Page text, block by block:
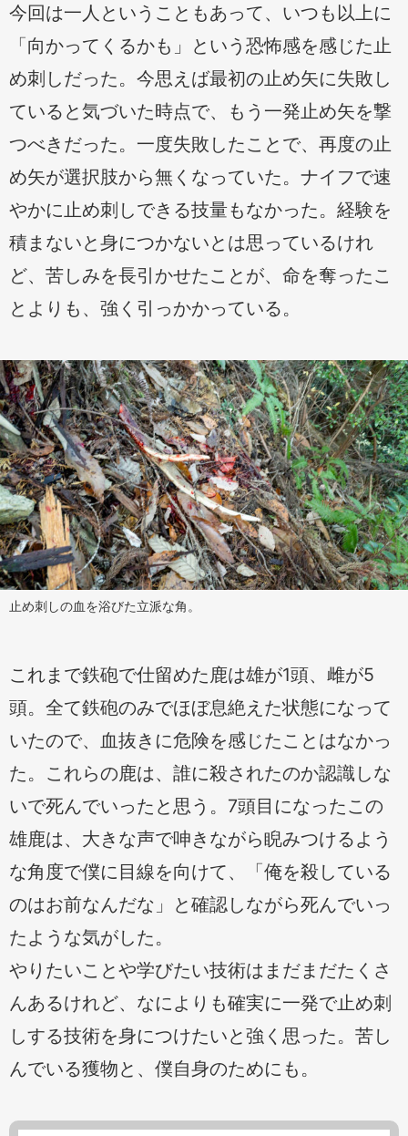
今回は一人ということもあって、いつも以上に
「向かってくるかも」という恐怖感を感じた止
め刺しだった。今思えば最初の止め矢に失敗し
ていると気づいた時点で、もう一発止め矢を撃
つべきだった。一度失敗したことで、再度の止
め矢が選択肢から無くなっていた。ナイフで速
やかに止め刺しできる技量もなかった。経験を
積まないと身につかないとは思っているけれ
ど、苦しみを長引かせたことが、命を奪ったこ
とよりも、強く引っかかっている。
止め刺しの血を浴びた立派な角。
これまで鉄砲で仕留めた鹿は雄が1頭、雌が5
頭。全て鉄砲のみでほぼ息絶えた状態になって
いたので、血抜きに危険を感じたことはなかっ
た。これらの鹿は、誰に殺されたのか認識しな
いで死んでいったと思う。7頭目になったこの
雄鹿は、大きな声で呻きながら睨みつけるよう
な角度で僕に目線を向けて、「俺を殺している
のはお前なんだな」と確認しながら死んでいっ
たような気がした。
やりたいことや学びたい技術はまだまだたくさ
んあるけれど、なによりも確実に一発で止め刺
しする技術を身につけたいと強く思った。苦し
んでいる獲物と、僕自身のためにも。